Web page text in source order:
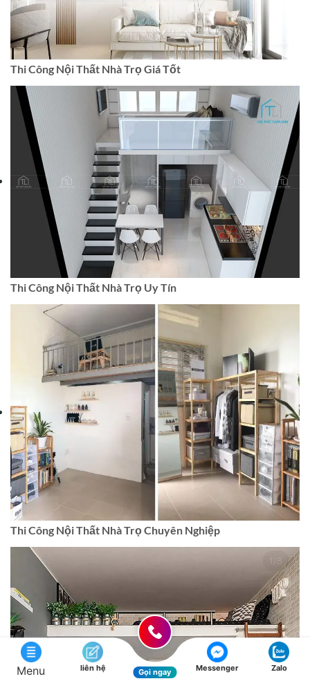
Thi Công Nội Thất Nhà Trọ Giá Tốt
Thi Công Nội Thất Nhà Trọ Uy Tín
Thi Công Nội Thất Nhà Trọ Chuyên Nghiệp
Menu liên hệ Gọi ngay Messenger Zalo